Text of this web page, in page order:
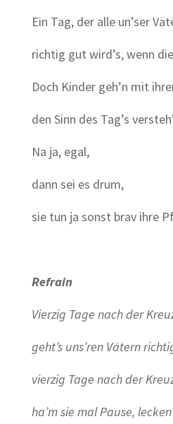
Ein Tag, der alle un’ser
richtig gut wird’s, wenn
Doch Kinder geh’n mit
den Sinn des Tag’s
Na ja, egal,
dann sei es drum,
sie tun ja sonst brav ihre
Refrain
Vierzig Tage nach der
geht’s uns’ren Vätern
vierzig Tage nach der
ha’m sie mal Pause,